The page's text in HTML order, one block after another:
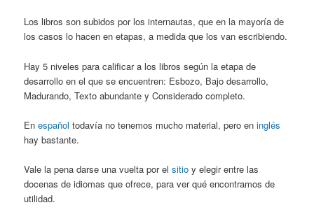
Los libros son subidos por los internautas, que en la mayoría de
los casos lo hacen en etapas, a medida que los van escribiendo.
Hay 5 niveles para calificar a los libros según la etapa de
desarrollo en el que se encuentren: Esbozo, Bajo desarrollo,
Madurando, Texto abundante y Considerado completo.
Enespañol todavía no tenemos mucho material, pero eninglés
hay bastante.
Vale la pena darse una vuelta por elsitio y elegir entre las
docenas de idiomas que ofrece, para ver qué encontramos de
utilidad.